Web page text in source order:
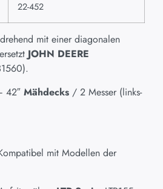
22-452
mit einer diagonalen
JOHN DEERE
42″ Mähdecks / 2 Messer (links-
mit Modellen der